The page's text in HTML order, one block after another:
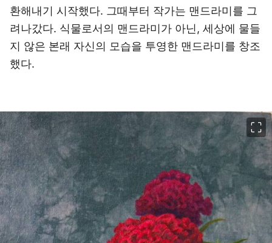
환해내기 시작했다. 그때부터 작가는 맨드라미를 그
려나갔다. 식물로서의 맨드라미가 아닌, 세상에 물들
지 않은 본래 자신의 모습을 투영한 맨드라미를 창조
했다.